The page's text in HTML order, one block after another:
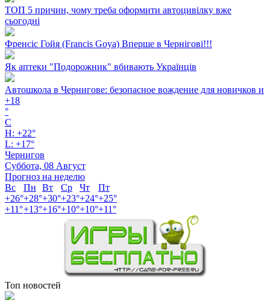
ТОП 5 причин, чому треба оформити автоцивілку вже
сьогодні
Френсіс Гойя (Francis Goya) Вперше в Чернігові!!!
Як аптеки "Подорожник" вбивають Українців
Автошкола в Чернигове: безопасное вождение для новичков и
+18
°
C
H: +22°
L: +17°
Чернигов
Суббота, 08 Август
Прогноз на неделю
Вс
Пн Вт Ср Чт
Пт
+26°+28°+30°+23°+24°+25°
+11°+13°+16°+10°+10°+11°
Топ новостей